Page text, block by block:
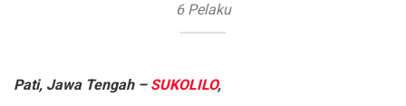
6 Pelaku
Pati, Jawa Tengah – SUKOLILO,